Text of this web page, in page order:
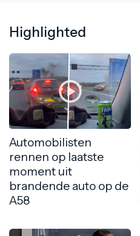
Highlighted
Automobilisten
rennen op laatste
moment uit
brandende auto op de
A58